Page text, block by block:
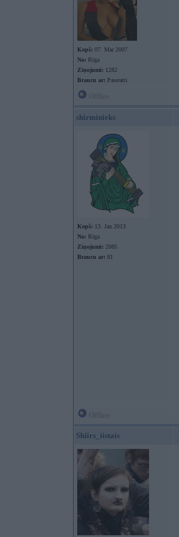
Kopš: 07. Mar 2007
No: Rīga
Ziņojumi: 1282
Braucu ar: Paseratti
shirminieks
Kopš: 13. Jan 2013
No: Rīga
Ziņojumi: 2085
Braucu ar: 81
Shiirs_iistais